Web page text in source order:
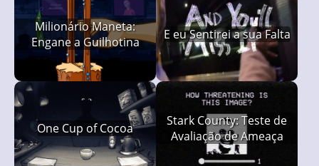
Milionário Maneta:
Engane a Guilhotina
E eu Sentirei a sua Falta
One Cup of Cocoa
Stark County: Teste de
Avaliação de Ameaça